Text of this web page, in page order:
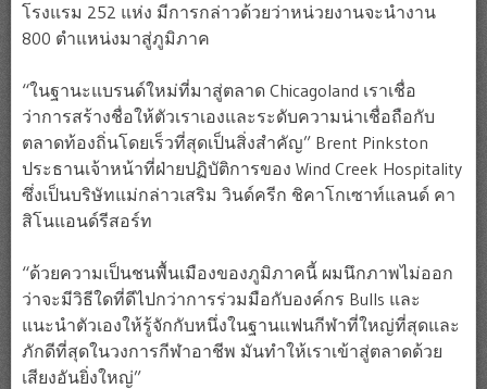
โรงแรม 252 แห่ง มีการกล่าวด้วยว่าหน่วยงานจะนำงาน
800 ตำแหน่งมาสู่ภูมิภาค
“ในฐานะแบรนด์ใหม่ที่มาสู่ตลาด Chicagoland เราเชื่อ
ว่าการสร้างชื่อให้ตัวเราเองและระดับความน่าเชื่อถือกับ
ตลาดท้องถิ่นโดยเร็วที่สุดเป็นสิ่งสำคัญ” Brent Pinkston
ประธานเจ้าหน้าที่ฝ่ายปฏิบัติการของ Wind Creek Hospitality
ซึ่งเป็นบริษัทแม่กล่าวเสริม วินด์ครีก ชิคาโกเซาท์แลนด์ คา
สิโนแอนด์รีสอร์ท
“ด้วยความเป็นชนพื้นเมืองของภูมิภาคนี้ ผมนึกภาพไม่ออก
ว่าจะมีวิธีใดที่ดีไปกว่าการร่วมมือกับองค์กร Bulls และ
แนะนำตัวเองให้รู้จักกับหนึ่งในฐานแฟนกีฬาที่ใหญ่ที่สุดและ
ภักดีที่สุดในวงการกีฬาอาชีพ มันทำให้เราเข้าสู่ตลาดด้วย
เสียงอันยิ่งใหญ่”